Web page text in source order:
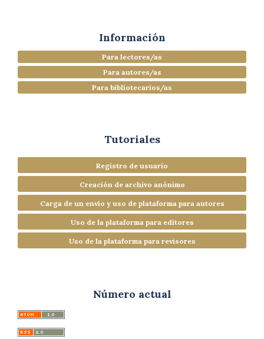
Información
Para lectores/as
Para autores/as
Para bibliotecarios/as
Tutoriales
Registro de usuario
Creación de archivo anónimo
Carga de un envío y uso de plataforma para autores
Uso de la plataforma para editores
Uso de la plataforma para revisores
Número actual